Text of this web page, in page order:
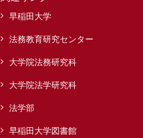
早稲田大学
法務教育研究センター
大学院法務研究科
大学院法学研究科
法学部
早稲田大学図書館